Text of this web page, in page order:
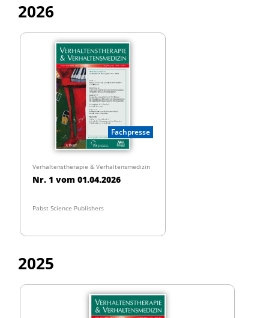
2026
Fachpresse
Verhaltenstherapie & Verhaltensmedizin
Nr. 1 vom 01.04.2026
Pabst Science Publishers
2025